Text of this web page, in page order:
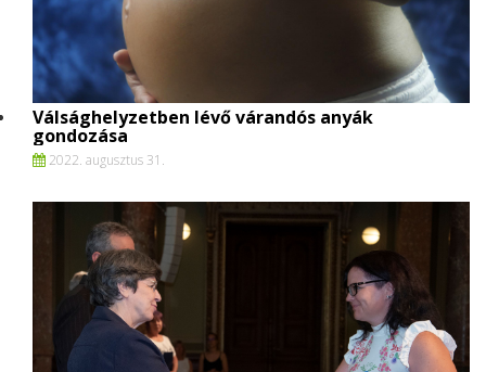
Válsághelyzetben lévő várandós anyák
gondozása
2022. augusztus 31.